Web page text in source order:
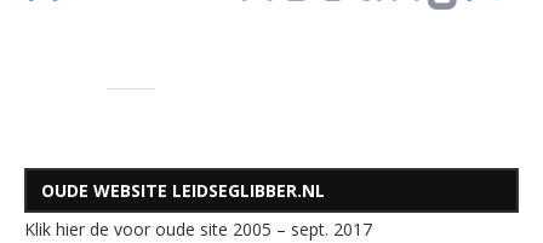
OUDE WEBSITE LEIDSEGLIBBER.NL
Klik hier de voor oude site 2005 – sept. 2017